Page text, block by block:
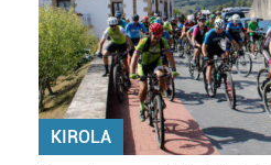
KIROLA